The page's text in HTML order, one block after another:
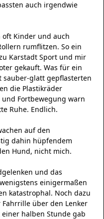
auch irgendwie
Kinder und auch
rumflitzen. So ein
Karstadt Sport und mir
gekauft. Was für ein
sauber-glatt gepflasterten
die Plastikräder
Fortbewegung warn
Ruhe. Endlich.
auf den
dahin hüpfendem
Hund, nicht mich.
und das
einigermaßen
katastrophal. Noch dazu
über den Lenker
halben Stunde gab